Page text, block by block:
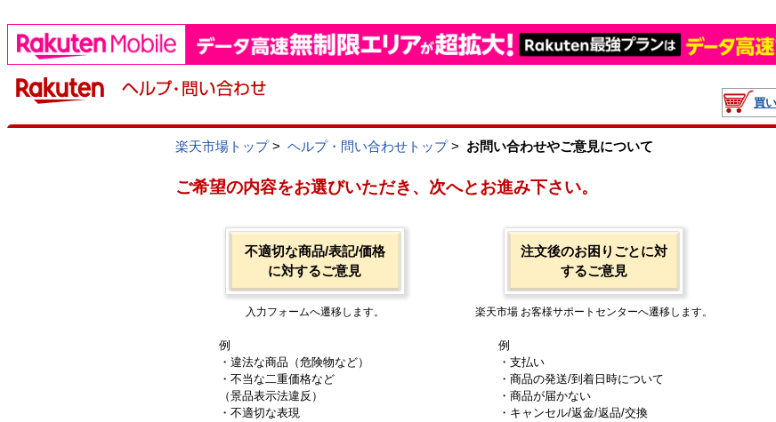
買
楽天市場トップ> ヘルプ・問い合わせトップ> お問い合わせやご意見について
ご希望の内容をお選びいただき、次へとお進み下さい。
不適切な商品/表記/価格
に対するご意見
入力フォームへ遷移します。
例
・違法な商品（危険物など）
・不当な二重価格など
（景品表示法違反）
・不適切な表現
注文後のお困りごとに対
するご意見
楽天市場 お客様サポートセンターへ遷移します。
例
・支払い
・商品の発送/到着日時について
・商品が届かない
・キャンセル/返金/返品/交換